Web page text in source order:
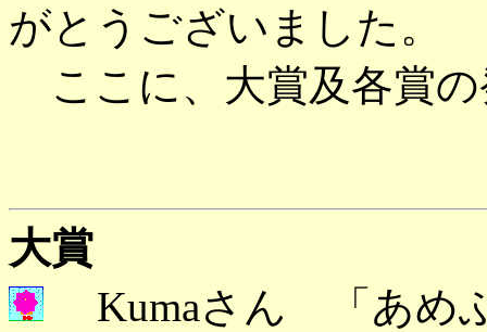
がとうございました。
ここに、大賞及各賞
大賞
Kumaさん 「あめ